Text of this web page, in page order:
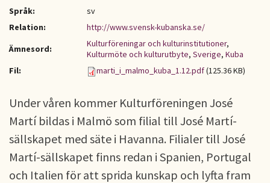
Språk:
sv
Relation:
http://www.svensk-kubanska.se/
Ämnesord:
Kulturföreningar och kulturinstitutioner,
Kulturmöte och kulturutbyte, Sverige, Kuba
Fil:
marti_i_malmo_kuba_1.12.pdf(125.36 KB)
Under våren kommer Kulturföreningen José
Martí bildas i Malmö som filial till José Martí-
sällskapet med säte i Havanna. Filialer till José
Martí-sällskapet finns redan i Spanien, Portugal
och Italien för att sprida kunskap och lyfta fram